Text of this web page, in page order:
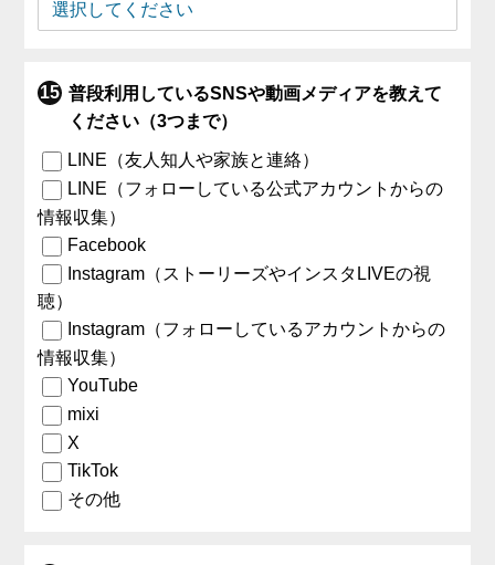
普段利用しているSNSや動画メディアを教えて
ください（3つまで）
LINE（友人知人や家族と連絡）
LINE（フォローしている公式アカウントからの
情報収集）
Facebook
Instagram（ストーリーズやインスタLIVEの視
聴）
Instagram（フォローしているアカウントからの
情報収集）
YouTube
mixi
X
TikTok
その他